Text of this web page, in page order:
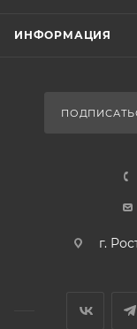
ИНФОРМАЦИЯ
г.